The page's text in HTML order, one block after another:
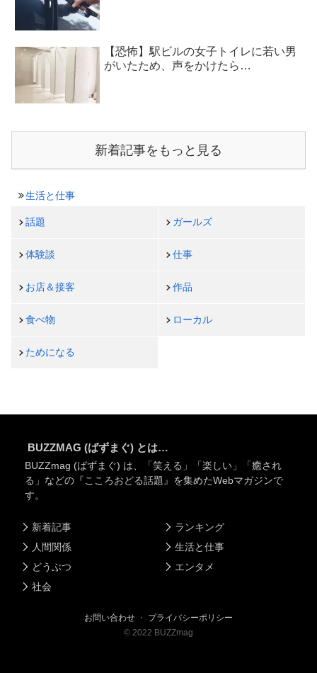
【恐怖】駅ビルの女子トイレに若い男
がいたため、声をかけたら…
新着記事をもっと見る
生活と仕事
話題 ガールズ
体験談 仕事
お店＆接客 作品
食べ物 ローカル
ためになる
BUZZMAG (ばずまぐ) とは…
BUZZmag (ばずまぐ) は、「笑える」「楽しい」「癒され
る」などの『こころおどる話題』を集めたWebマガジンで
す。
新着記事
人間関係
どうぶつ
社会
ランキング
生活と仕事
エンタメ
お問い合わせ ・ プライバシーポリシー
© 2022 BUZZmag